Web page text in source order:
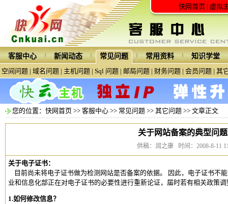
快网首页| 虚拟
客服中心 新闻动态 常见问题 常用资料
知识学堂
空间问题 | 域名问题 | 主机问题 | Sql 问题 | 邮局问题 | 财务问题 | 会员问题 | 其
您的位置： 快网首页 >> 客服中心 >> 常见问题 >> 其它问题 >> 文章正文
关于网站备案的典型问
供稿：润之康 时间：2008-8-11
关于电子证书：
目前尚未将电子证书做为检测网站是否备案的依据。 因此，电子证书不
业和信息化部正在对电子证书的必要性进行重新论证，届时若有相关政策
1.如何修改信息？